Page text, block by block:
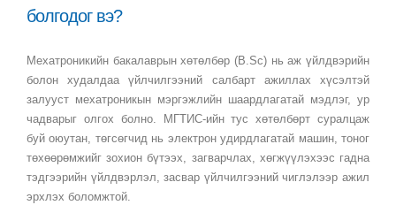
болгодог вэ?
Мехатроникийн бакалаврын хөтөлбөр (B.Sc) нь аж үйлдвэрийн
болон худалдаа үйлчилгээний салбарт ажиллах хүсэлтэй
залууст мехатроникын мэргэжлийн шаардлагатай мэдлэг, ур
чадварыг олгох болно. МГТИС-ийн тус хөтөлбөрт суралцаж
буй оюутан, төгсөгчид нь электрон удирдлагатай машин, тоног
төхөөрөмжийг зохион бүтээх, загварчлах, хөгжүүлэхээс гадна
тэдгээрийн үйлдвэрлэл, засвар үйлчилгээний чиглэлээр ажил
эрхлэх боломжтой.